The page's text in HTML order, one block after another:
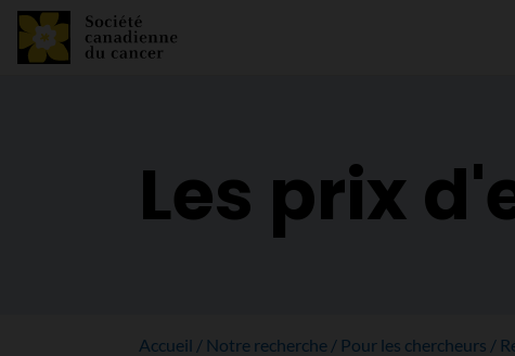
Les prix
Accueil Notre recherche Pour les chercheurs